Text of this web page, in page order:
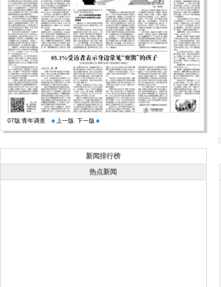
07版:青年调查 上一版 下一版
新闻排行榜
热点新闻